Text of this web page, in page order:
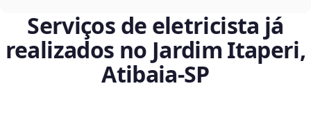
Serviços de eletricista já
realizados no Jardim Itaperi,
Atibaia‑SP